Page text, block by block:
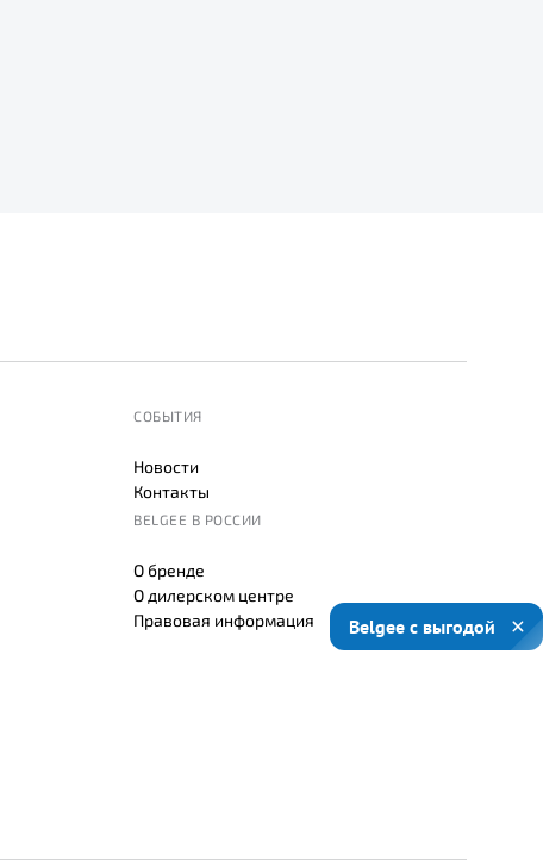
СОБЫТИЯ
Новости
Контакты
BELGEE В РОССИИ
О бренде
О дилерском центре
Правовая информация
Belgee с выгодой